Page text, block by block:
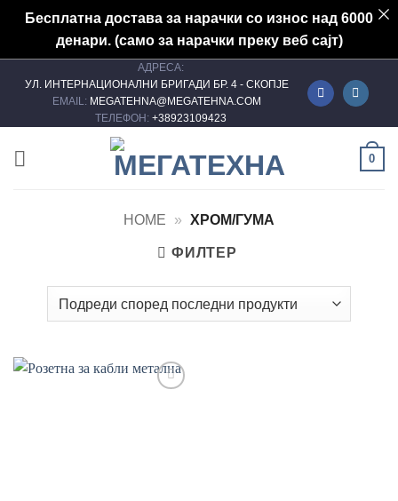
Бесплатна достава за нарачки со износ над 6000
денари. (само за нарачки преку веб сајт)
АДРЕСА:
УЛ. ИНТЕРНАЦИОНАЛНИ БРИГАДИ БР. 4 - СКОПЈЕ
EMAIL: MEGATEHNA@MEGATEHNA.COM
ТЕЛЕФОН: +38923109423
0
HOME » ХРОМ/ГУМА
ФИЛТЕР